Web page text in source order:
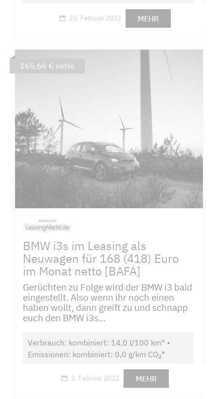
25. Februar 2022 MEHR
BMW i3s im Leasing als
Neuwagen für 168 (418) Euro
im Monat netto [BAFA]
Gerüchten zu Folge wird der BMW i3 bald
eingestellt. Also wenn ihr noch einen
haben wollt, dann greift zu und schnapp
euch den BMW i3s...
Verbrauch: kombiniert: 14,0 l/100 km* •
Emissionen: kombiniert: 0,0 g/km CO2*
3. Februar 2022 MEHR
165,66 € netto